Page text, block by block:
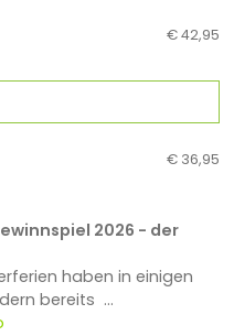
€ 42,95
€ 36,95
2026 - der
haben in einigen
bereits ...